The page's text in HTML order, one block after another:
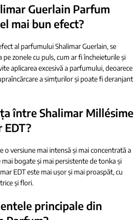
Guerlain Parfum
mai bun efect?
al parfumului Shalimar Guerlain, se
pe zonele cu puls, cum ar fi încheieturile și
aplicarea excesivă a parfumului, deoarece
a simțurilor și poate fi deranjant
între Shalimar Millésime
EDT?
o versiune mai intensă și mai concentrată a
bogate și mai persistente de tonka și
EDT este mai ușor și mai proaspăt, cu
și flori.
principale din